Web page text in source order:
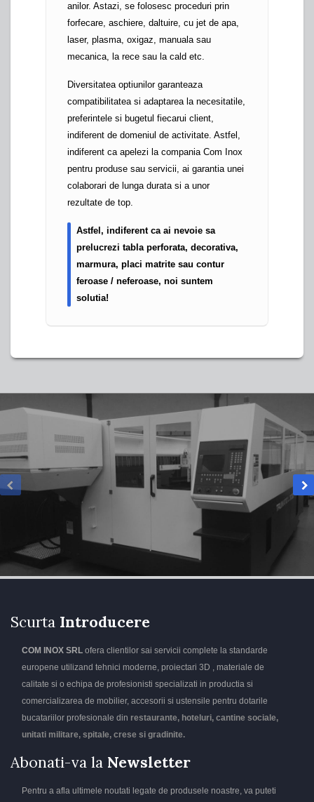
anilor. Astazi, se folosesc proceduri prin
forfecare, aschiere, daltuire, cu jet de apa,
laser, plasma, oxigaz, manuala sau
mecanica, la rece sau la cald etc.
Diversitatea optiunilor garanteaza
compatibilitatea si adaptarea la necesitatile,
preferintele si bugetul fiecarui client,
indiferent de domeniul de activitate. Astfel,
indiferent ca apelezi la compania Com Inox
pentru produse sau servicii, ai garantia unei
colaborari de lunga durata si a unor
rezultate de top.
Astfel, indiferent ca ai nevoie sa
prelucrezi tabla perforata, decorativa,
marmura, placi matrite sau contur
feroase / neferoase, noi suntem
solutia!
Scurta Introducere
COM INOX SRL ofera clientilor sai servicii complete la standarde
europene utilizand tehnici moderne, proiectari 3D , materiale de
calitate si o echipa de profesionisti specializati in productia si
comercializarea de mobilier, accesorii si ustensile pentru dotarile
bucatariilor profesionale din restaurante, hoteluri, cantine sociale,
unitati militare, spitale, crese si gradinite.
Abonati-va la Newsletter
Pentru a afla ultimele noutati legate de produsele noastre, va puteti